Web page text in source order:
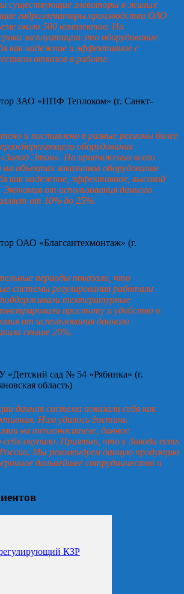
существующие элеваторы в жилых
гидроэлеваторы производства ОАО
около 500 комплектов. На
эксплуатации это оборудование
как надежное и эффективное с
отказов в работе.
ЗАО «НПФ Теплоком» (г. Санкт-
и поставлено в разные регионы более
оборудования
Этон». На протяжении всего
объектах заказчиков оборудование
как надежное, эффективное, высокой
от использования данного
от 10% до 25%.
ОАО «Благсантехмонтаж» (г.
периоды показали, что
системы регулирования работали
температурные
простоту и удобство в
от использования данного
свыше 20%.
сад № 54 «Рябинка» (г.
область)
данная система показала себя как
Нам удалось достичь
на теплоносителе, данное
себя окупило. Приятно, что у Завода есть
Мы рекомендуем данную продукцию
дальнейшее сотрудничество и